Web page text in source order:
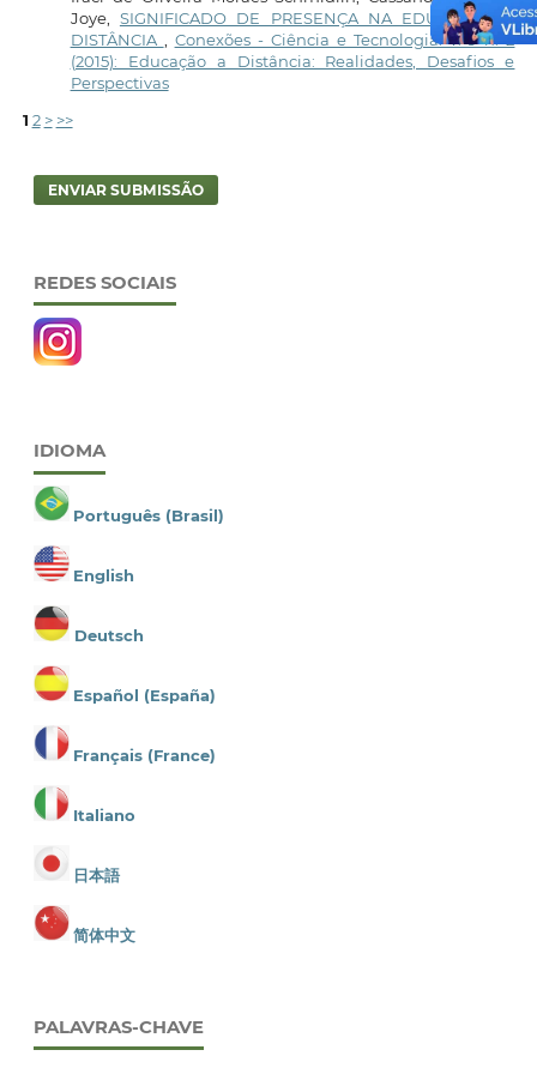
Joye, SIGNIFICADO DE PRESENÇA NA EDUCAÇÃO A
DISTÂNCIA
Conexões - Ciência e Tecnologia: v. 9 n. 2
(2015): Educação a Distância: Realidades, Desafios e
Perspectivas
1 2 > >>
ENVIAR SUBMISSÃO
REDES SOCIAIS
IDIOMA
Português (Brasil)
English
Deutsch
Español (España)
Français (France)
Italiano
日本語
简体中文
PALAVRAS-CHAVE